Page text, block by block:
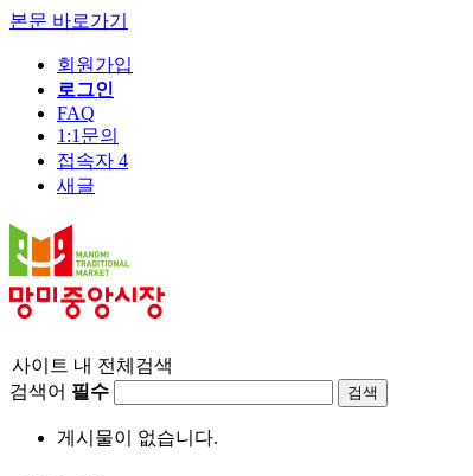
본문 바로가기
회원가입
로그인
FAQ
1:1문의
접속자 4
새글
사이트 내 전체검색
검색어 필수
게시물이 없습니다.